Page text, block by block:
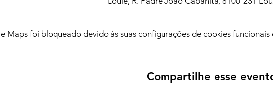
Maps foi bloqueado devido às suas configurações de cookies funcionais
Compartilhe esse